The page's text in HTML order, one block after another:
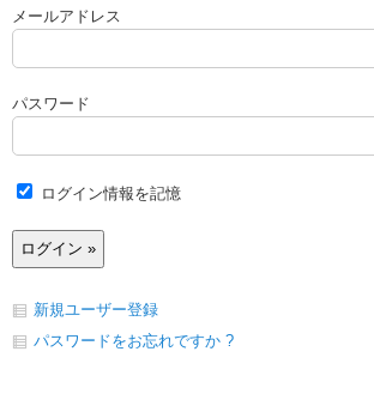
メールアドレス
パスワード
ログイン情報を記憶
新規ユーザー登録
パスワードをお忘れですか ?